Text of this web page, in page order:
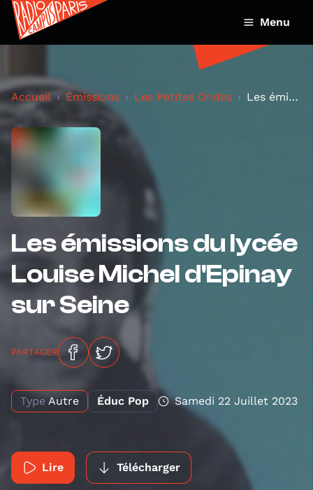
Menu
Accueil Émissions Les Petites Ondes Les émissions du lycée Louise Michel d'Epinay sur...
Les émissions du lycée
Louise Michel d'Epinay
sur Seine
PARTAGER
Type Autre Éduc Pop Samedi 22 Juillet 2023
Lire Télécharger